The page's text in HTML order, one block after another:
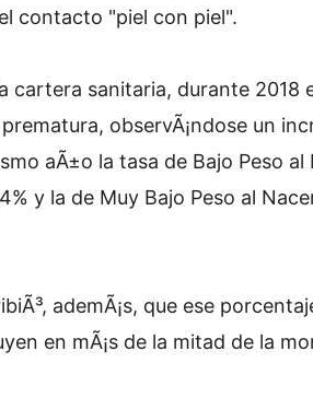
contacto "piel con piel".
cartera sanitaria, durante 2018
observÃ¡ndose un
aÃ±o la tasa de Bajo Peso
y la de Muy Bajo Peso al
ademÃ¡s, que ese
en mÃ¡s de la mitad de la